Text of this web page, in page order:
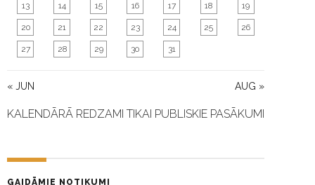
« JUN AUG »
13 14 15 16 17 18 19
20 21 22 23 24 25 26
27 28 29 30 31
KALENDĀRĀ REDZAMI TIKAI PUBLISKIE PASĀKUMI
GAIDĀMIE NOTIKUMI